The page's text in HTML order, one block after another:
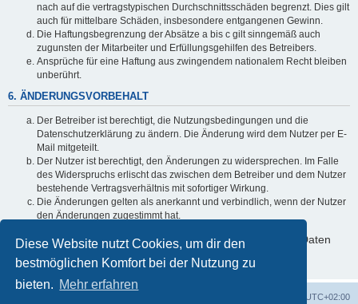
Diese Website nutzt Cookies, um dir den
bestmöglichen Komfort bei der Nutzung zu
bieten. Mehr erfahren
nach auf die vertragstypischen Durchschnittsschäden begrenzt. Dies gilt
auch für mittelbare Schäden, insbesondere entgangenen Gewinn.
Die Haftungsbegrenzung der Absätze a bis c gilt sinngemäß auch
zugunsten der Mitarbeiter und Erfüllungsgehilfen des Betreibers.
Ansprüche für eine Haftung aus zwingendem nationalem Recht bleiben
unberührt.
6. ÄNDERUNGSVORBEHALT
Der Betreiber ist berechtigt, die Nutzungsbedingungen und die
Datenschutzerklärung zu ändern. Die Änderung wird dem Nutzer per E-
Mail mitgeteilt.
Der Nutzer ist berechtigt, den Änderungen zu widersprechen. Im Falle
des Widerspruchs erlischt das zwischen dem Betreiber und dem Nutzer
bestehende Vertragsverhältnis mit sofortiger Wirkung.
Die Änderungen gelten als anerkannt und verbindlich, wenn der Nutzer
den Änderungen zugestimmt hat.
Informationen über den Umgang mit deinen persönlichen Daten
sind in der Datenschutzerklärung enthalten.
UTC+02:00